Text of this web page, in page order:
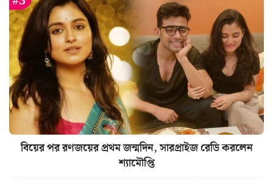
বিয়ের পর রণজয়ের প্রথম জন্মদিন, সারপ্রাইজ রেডি করলেন
শ্যামৌপ্তি